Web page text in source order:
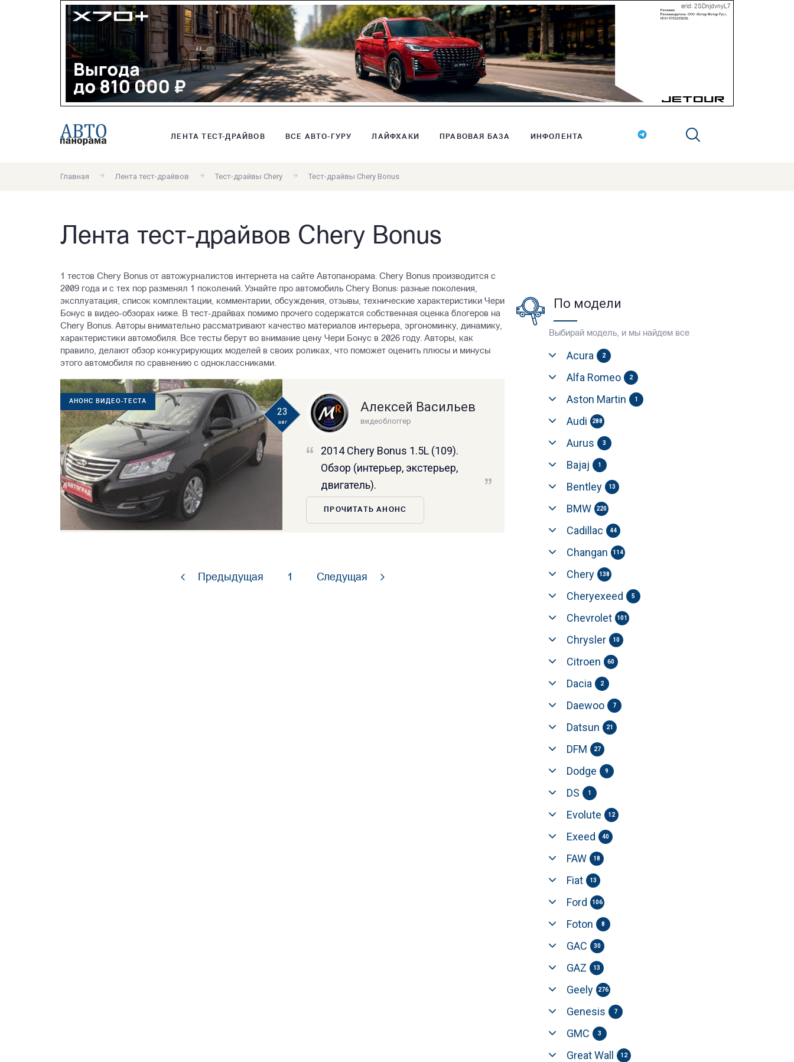
erid: 2SDnjdvnyL7
ЛЕНТА ТЕСТ-ДРАЙВОВ ВСЕ АВТО-ГУРУ ЛАЙФХАКИ ПРАВОВАЯ БАЗА ИНФОЛЕНТА
Главная Лента тест-драйвов Тест-драйвы Chery Тест-драйвы Chery Bonus
Лента тест-драйвов Chery Bonus
1 тестов Chery Bonus от автожурналистов интернета на сайте Автопанорама. Chery Bonus производится с
2009 года и с тех пор разменял 1 поколений. Узнайте про автомобиль Chery Bonus: разные поколения,
эксплуатация, список комплектации, комментарии, обсуждения, отзывы, технические характеристики Чери
Бонус в видео-обзорах ниже. В тест-драйвах помимо прочего содержатся собственная оценка блогеров на
Chery Bonus. Авторы внимательно рассматривают качество материалов интерьера, эргономинку, динамику,
характеристики автомобиля. Все тесты берут во внимание цену Чери Бонус в 2026 году. Авторы, как
правило, делают обзор конкурирующих моделей в своих роликах, что поможет оценить плюсы и минусы
этого автомобиля по сравнению с одноклассниками.
АНОНС ВИДЕО-ТЕСТА
23
авг
Алексей Васильев
видеоблоггер
2014 Chery Bonus 1.5L (109).
Обзор (интерьер, экстерьер,
двигатель).
ПРОЧИТАТЬ АНОНС
Предыдущая 1 Следущая
По модели
Выбирай модель, и мы найдем все
Acura 2
Alfa Romeo 2
Aston Martin 1
Audi 288
Aurus 3
Bajaj 1
Bentley 13
BMW 220
Cadillac 44
Changan 114
Chery 138
Cheryexeed 5
Chevrolet 101
Chrysler 10
Citroen 60
Dacia 2
Daewoo 7
Datsun 21
DFM 27
Dodge 9
DS 1
Evolute 12
Exeed 40
FAW 18
Fiat 13
Ford 106
Foton 8
GAC 30
GAZ 13
Geely 276
Genesis 7
GMC 3
Great Wall 12